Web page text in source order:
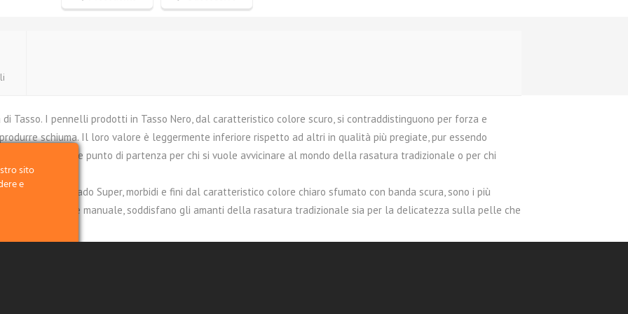
Tasso. I pennelli prodotti in Tasso Nero, dal caratteristico colore scuro, si contraddistinguono per forza e
schiuma. Il loro valore è leggermente inferiore rispetto ad altri in qualità più pregiate, pur essendo
Ottimi come punto di partenza per chi si vuole avvicinare al mondo della rasatura tradizionale o per chi
in tasso 1° Grado Super, morbidi e fini dal caratteristico colore chiaro sfumato con banda scura, sono i più
produzione manuale, soddisfano gli amanti della rasatura tradizionale sia per la delicatezza sulla pelle che
schiuma.
sito
e